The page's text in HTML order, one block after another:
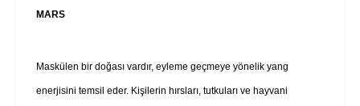
MARS
Maskülen bir doğası vardır, eyleme geçmeye yönelik yang
enerjisini temsil eder. Kişilerin hırsları, tutkuları ve hayvani